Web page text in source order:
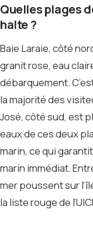
Quelles plages
halte ?
Baie Laraie, côté
granit rose, eau
débarquement.
la majorité des
José, côté sud, est
eaux de ces deux
marin, ce qui
marin immédiat.
mer poussent sur
la liste rouge de